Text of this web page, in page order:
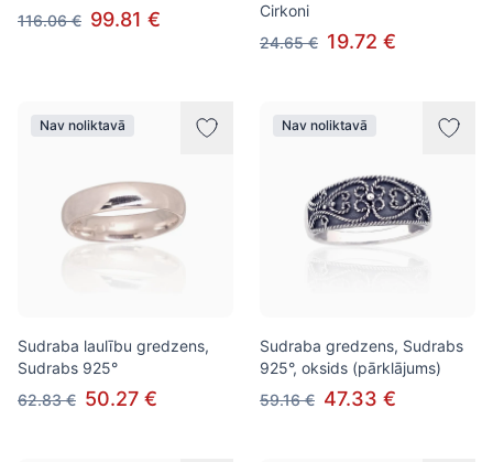
116.06 € 99.81 €
Cirkoni
24.65 € 19.72 €
Nav noliktavā
Sudraba laulību gredzens,
Sudrabs 925°
62.83 € 50.27 €
Nav noliktavā
Sudraba gredzens, Sudrabs
925°, oksids (pārklājums)
59.16 € 47.33 €